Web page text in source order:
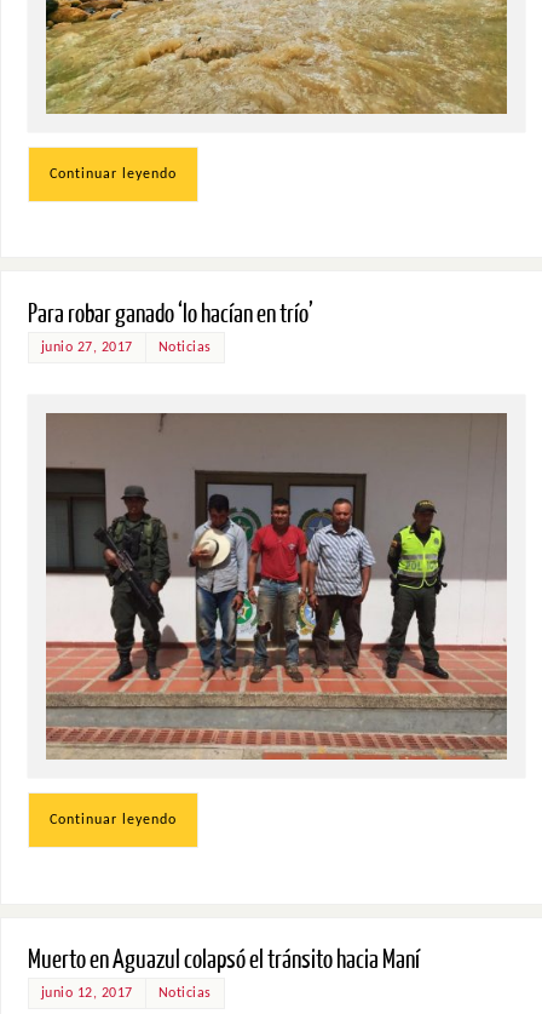
Continuar leyendo
Para robar ganado ‘lo hacían en trío’
junio 27, 2017 Noticias
Continuar leyendo
Muerto en Aguazul colapsó el tránsito hacia Maní
junio 12, 2017 Noticias